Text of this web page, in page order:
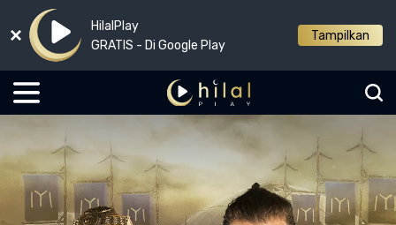
HilalPlay
GRATIS - Di Google Play
Tampilkan